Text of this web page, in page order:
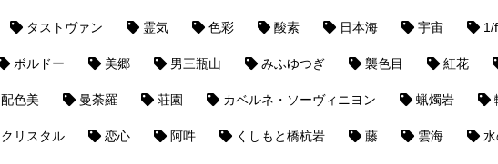
タストヴァン 霊気 色彩 酸素 日本海 宇宙 1/
ボルドー 美郷 男三瓶山 みふゆつぎ 襲色目 紅花
配色美 曼荼羅 荘園 カベルネ・ソーヴィニヨン 蝋燭岩
クリスタル 恋心 阿吽 くしもと橋杭岩 藤 雲海